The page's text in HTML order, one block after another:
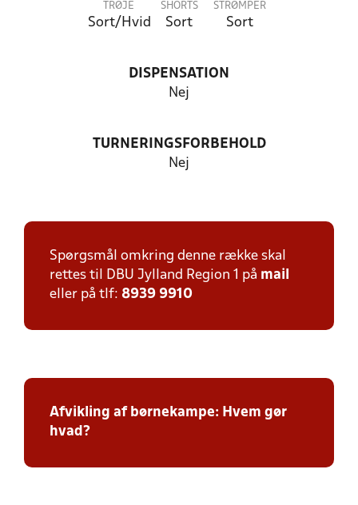
TRØJE
Sort/Hvid
SHORTS
Sort
STRØMPER
Sort
DISPENSATION
Nej
TURNERINGSFORBEHOLD
Nej
Spørgsmål omkring denne række skal
rettes til DBU Jylland Region 1 på mail
eller på tlf: 8939 9910
Afvikling af børnekampe: Hvem gør
hvad?